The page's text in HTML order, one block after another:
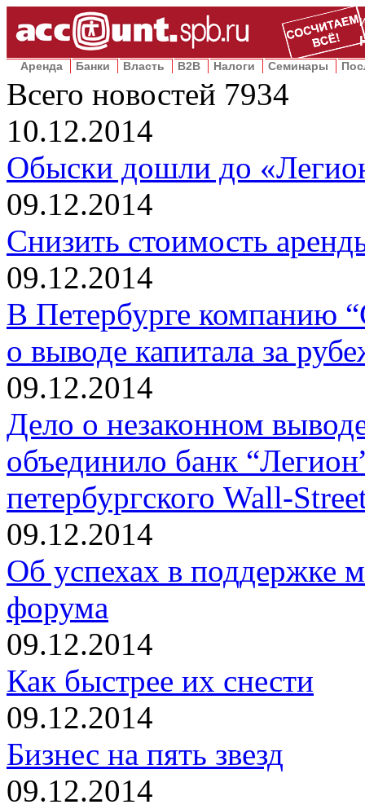
Аренда Банки Власть B2B Налоги Семинары
Всего новостей 7934
10.12.2014
Обыски дошли до
09.12.2014
Снизить стоимость
09.12.2014
В Петербурге компанию
о выводе капитала за
09.12.2014
Дело о незаконном
объединило банк
петербургского Wall-
09.12.2014
Об успехах в поддержке
форума
09.12.2014
Как быстрее их снести
09.12.2014
Бизнес на пять звезд
09.12.2014